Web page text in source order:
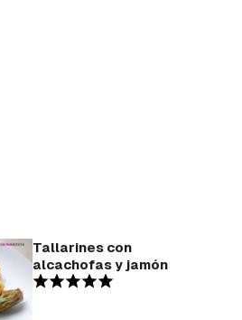
Tallarines con
alcachofas y jamón